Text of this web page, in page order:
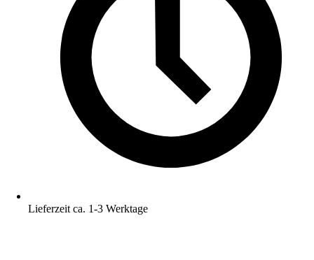
Lieferzeit ca. 1-3 Werktage